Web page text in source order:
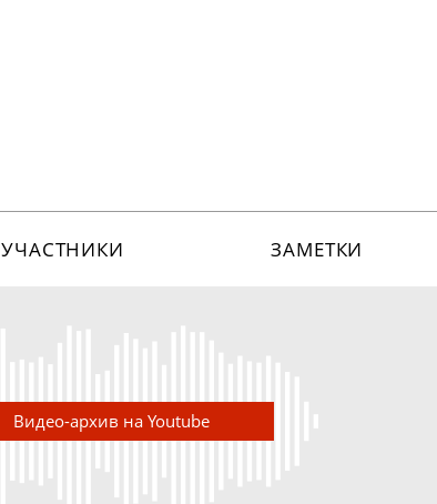
УЧАСТНИКИ ЗАМЕТКИ
Видео-архив на Youtube